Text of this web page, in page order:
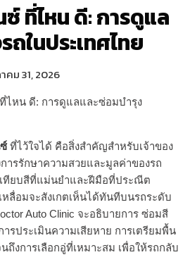
ที่ไหน ดี: การดูแล
ถในประเทศไทย
ม 31, 2026
ที่ไว้ใจได้ คือสิ่งสำคัญสำหรับเจ้าของ
ารรักษาความสวยและมูลค่าของรถ
เทียบสีที่แม่นยำและฝีมือที่ประณีต
หลื่อมจะสังเกตเห็นได้ทันทีบนรถระดับ
Auto Clinic จะอธิบายการ ซ่อมสี
ารประเมินความเสียหาย การเตรียมพื้น
ถึงการเลือกอู่ที่เหมาะสม เพื่อให้รถกลับ